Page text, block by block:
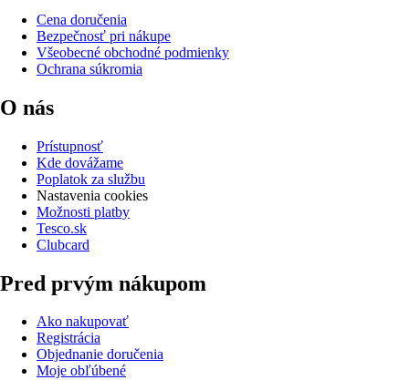
Cena doručenia
Bezpečnosť pri nákupe
Všeobecné obchodné podmienky
Ochrana súkromia
O nás
Prístupnosť
Kde dovážame
Poplatok za službu
Nastavenia cookies
Možnosti platby
Tesco.sk
Clubcard
Pred prvým nákupom
Ako nakupovať
Registrácia
Objednanie doručenia
Moje obľúbené